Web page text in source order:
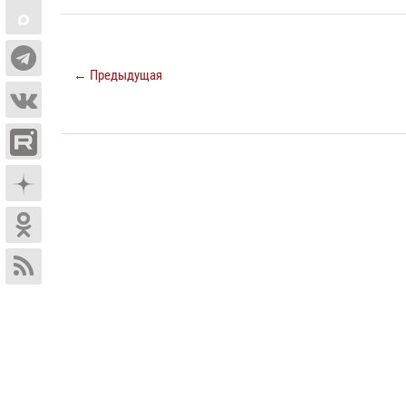
← Предыдущая